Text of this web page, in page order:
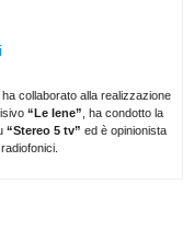
, ha collaborato alla realizzazione
“Le Iene” , ha condotto la
“Stereo 5 tv” ed è opinionista